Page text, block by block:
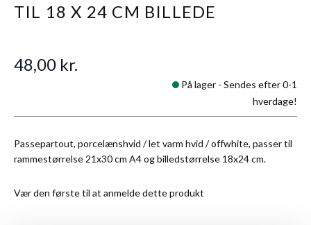
TIL 18 X 24 CM BILLEDE
Passepartout, porcelænshvid / let varm hvid / offwhite, passer til
rammestørrelse 21x30 cm A4 og billedstørrelse 18x24 cm.
Vær den første til at anmelde dette produkt
48,00 kr.
På lager - Sendes efter 0-1
hverdage!